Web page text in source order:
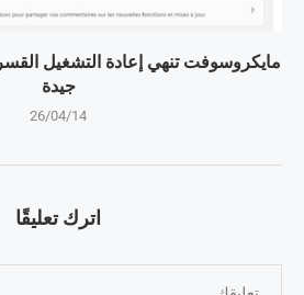
مايكروسوفت تنهي إعادة التشغيل
جيدة
26/04/14
اترك تعليقًا